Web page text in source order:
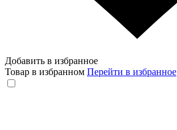
Добавить в избранное
Товар в избранном Перейти в избранное